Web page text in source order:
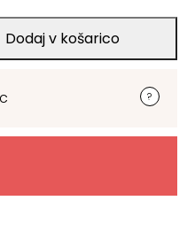
Dodaj v košarico